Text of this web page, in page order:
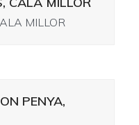
MILLOR
PENYA,